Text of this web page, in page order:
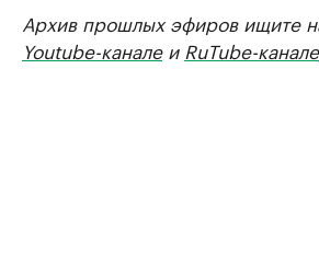
Архив прошлых эфиров ищите
Youtube-каналеи RuTube-канале